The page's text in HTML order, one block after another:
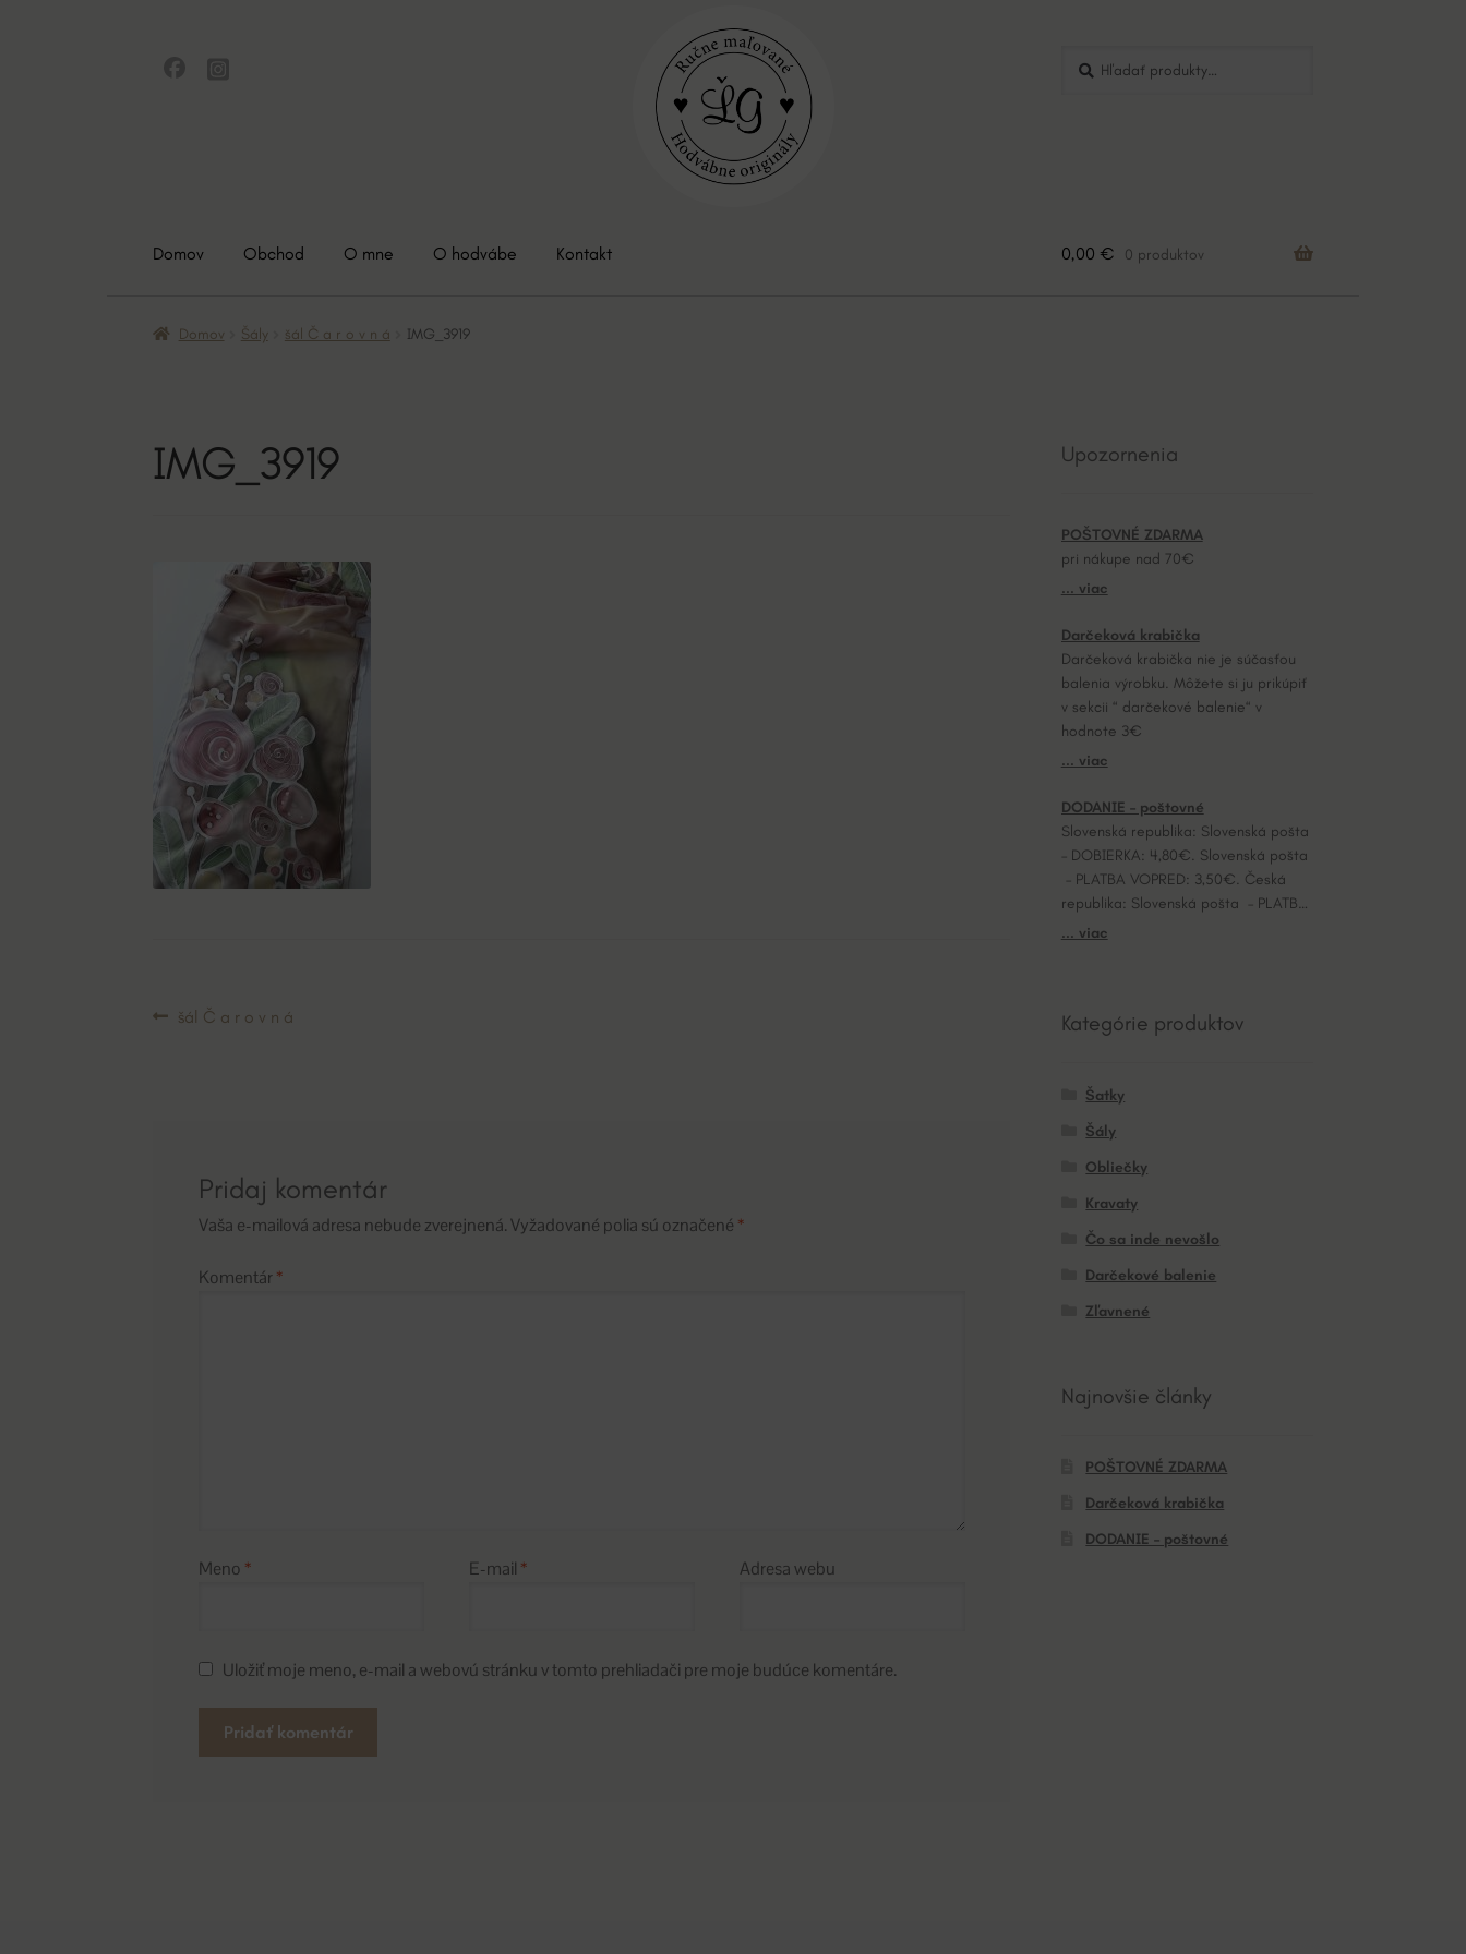
Domov Obchod O mne O hodvábe Kontakt 0,00 € 0 produktov
Domov Šály šál Č a r o v n á IMG_3919
IMG_3919
Navigácia
Predchádzajúci
šál Č a r o v n á
Pridaj komentár
Vaša e-mailová adresa nebude zverejnená.Vyžadované polia sú označené *
Komentár*
Meno * E-mail * Adresa webu
Uložiť moje meno, e-mail a webovú stránku v tomto prehliadači pre moje budúce komentáre.
Upozornenia
POŠTOVNÉ ZDARMA
pri nákupe nad 70€
... viac
Darčeková krabička
Darčeková krabička nie je súčasťou
balenia výrobku. Môžete si ju prikúpiť
v sekcii “ darčekové balenie“ v
hodnote 3€
... viac
DODANIE – poštovné
Slovenská republika: Slovenská pošta
– DOBIERKA: 4,80€. Slovenská pošta
– PLATBA VOPRED: 3,50€. Česká
republika: Slovenská pošta – PLATBA
VOPRED: 7,20€.
... viac
Kategórie produktov
Šatky
Šály
Obliečky
Kravaty
Čo sa inde nevošlo
Darčekové balenie
Zľavnené
Najnovšie články
POŠTOVNÉ ZDARMA
Darčeková krabička
DODANIE – poštovné